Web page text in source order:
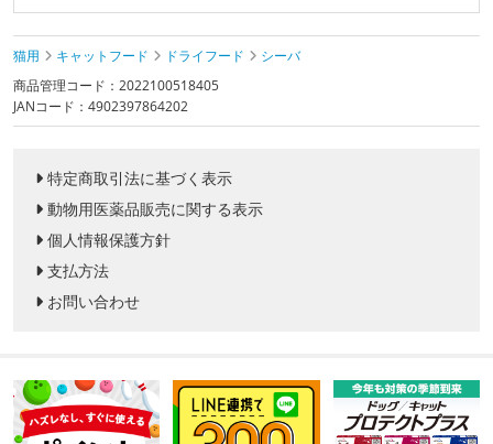
猫用 キャットフード ドライフード
シーバ
商品管理コード：2022100518405
JANコード：4902397864202
特定商取引法に基づく表示
動物用医薬品販売に関する表示
個人情報保護方針
支払方法
お問い合わせ